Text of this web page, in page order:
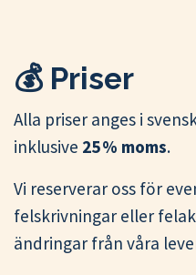
💰 Priser
Alla priser anges i
inklusive 25 % moms.
Vi reserverar oss för
felskrivningar eller
ändringar från våra